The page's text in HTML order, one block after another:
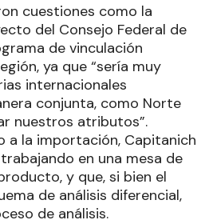
cuestiones como la
del Consejo Federal de
de vinculación
ya que “sería muy
internacionales
conjunta, como Norte
nuestros atributos”.
a la importación, Capitanich
en una mesa de
y que, si bien el
de análisis diferencial,
de análisis.